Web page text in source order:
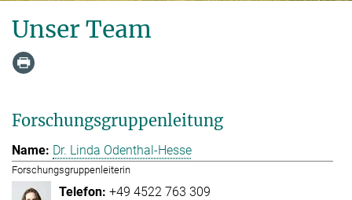
Unser Team
Forschungsgruppenleitung
Dr. Linda Odenthal-Hesse
Forschungsgruppenleiterin
+49 4522 763 309